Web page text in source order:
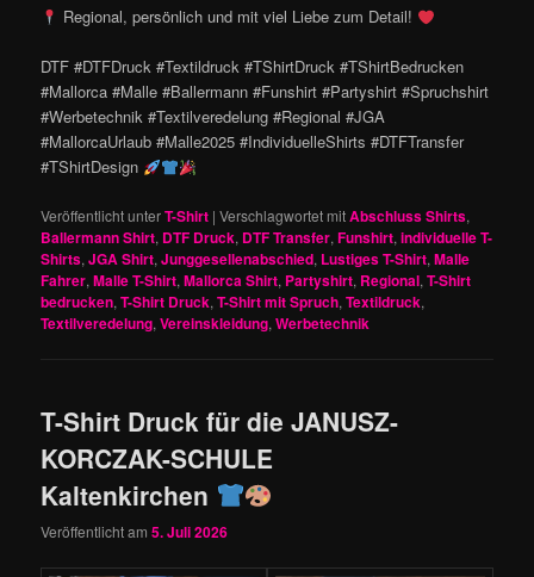
Regional, persönlich und mit viel Liebe zum Detail!
DTF #DTFDruck #Textildruck #TShirtDruck #TShirtBedrucken
#Mallorca #Malle #Ballermann #Funshirt #Partyshirt #Spruchshirt
#Werbetechnik #Textilveredelung #Regional #JGA
#MallorcaUrlaub #Malle2025 #IndividuelleShirts #DTFTransfer
#TShirtDesign
Veröffentlicht unterT-Shirt |Verschlagwortet mitAbschluss Shirts,
Ballermann Shirt, DTF Druck, DTF Transfer,Funshirt,individuelle T-
Shirts,JGA Shirt,Junggesellenabschied, Lustiges T-Shirt,Malle
Fahrer,Malle T-Shirt,Mallorca Shirt, Partyshirt, Regional,T-Shirt
bedrucken,T-Shirt Druck,T-Shirt mit Spruch,Textildruck,
Textilveredelung,Vereinskleidung,Werbetechnik
T-Shirt Druck für die JANUSZ-
KORCZAK-SCHULE
Kaltenkirchen
Veröffentlicht am5. Juli 2026